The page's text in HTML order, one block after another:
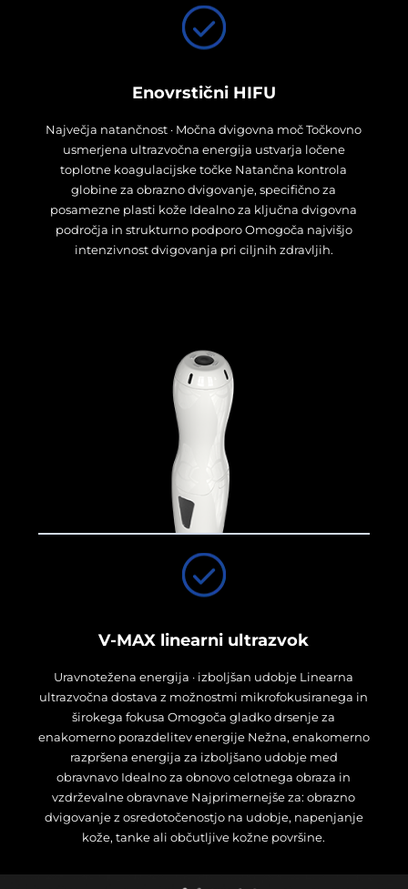
Enovrstični HIFU
Največja natančnost · Močna dvigovna moč Točkovno
usmerjena ultrazvočna energija ustvarja ločene
toplotne koagulacijske točke Natančna kontrola
globine za obrazno dvigovanje, specifično za
posamezne plasti kože Idealno za ključna dvigovna
področja in strukturno podporo Omogoča najvišjo
intenzivnost dvigovanja pri ciljnih zdravljih.
V-MAX linearni ultrazvok
Uravnotežena energija · izboljšan udobje Linearna
ultrazvočna dostava z možnostmi mikrofokusiranega in
širokega fokusa Omogoča gladko drsenje za
enakomerno porazdelitev energije Nežna, enakomerno
razpršena energija za izboljšano udobje med
obravnavo Idealno za obnovo celotnega obraza in
vzdrževalne obravnave Najprimernejše za: obrazno
dvigovanje z osredotočenostjo na udobje, napenjanje
kože, tanke ali občutljive kožne površine.